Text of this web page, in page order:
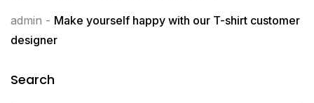
admin - Make yourself happy with our T-shirt customer
designer
Search